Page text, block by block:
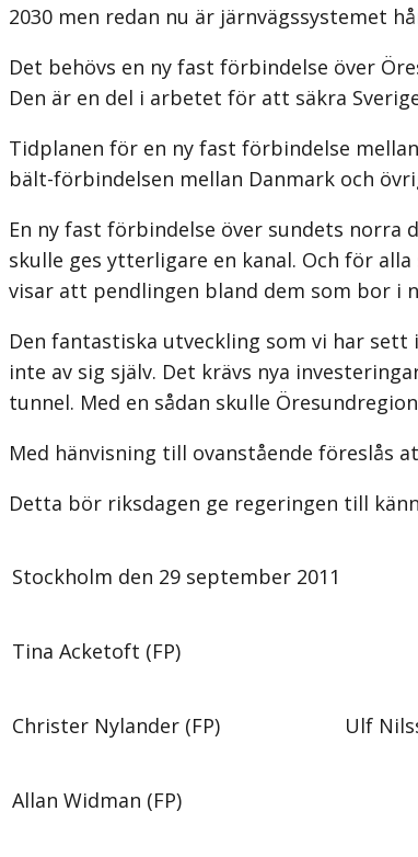
2030 men redan nu är järnvägssystemet
Det behövs en ny fast förbindelse över
Den är en del i arbetet för att säkra
Tidplanen för en ny fast förbindelse
bält-förbindelsen mellan Danmark och
En ny fast förbindelse över sundets
skulle ges ytterligare en kanal. Och för
visar att pendlingen bland dem som bor i
Den fantastiska utveckling som vi har
inte av sig själv. Det krävs nya
tunnel. Med en sådan skulle
Med hänvisning till ovanstående föreslås
Detta bör riksdagen ge regeringen till
Stockholm den 29 september 2011
Tina Acketoft (FP)
Christer Nylander (FP) Ulf
Allan Widman (FP)